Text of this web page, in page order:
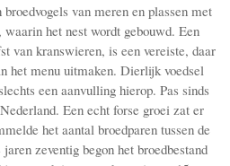
van meren en plassen met
het nest wordt gebouwd. Een
van kranswieren, is een vereiste, daar
het menu uitmaken. Dierlijk voedsel
een aanvulling hierop. Pas sinds
Een echt forse groei zat er
het aantal broedparen tussen de
zeventig begon het broedbestand